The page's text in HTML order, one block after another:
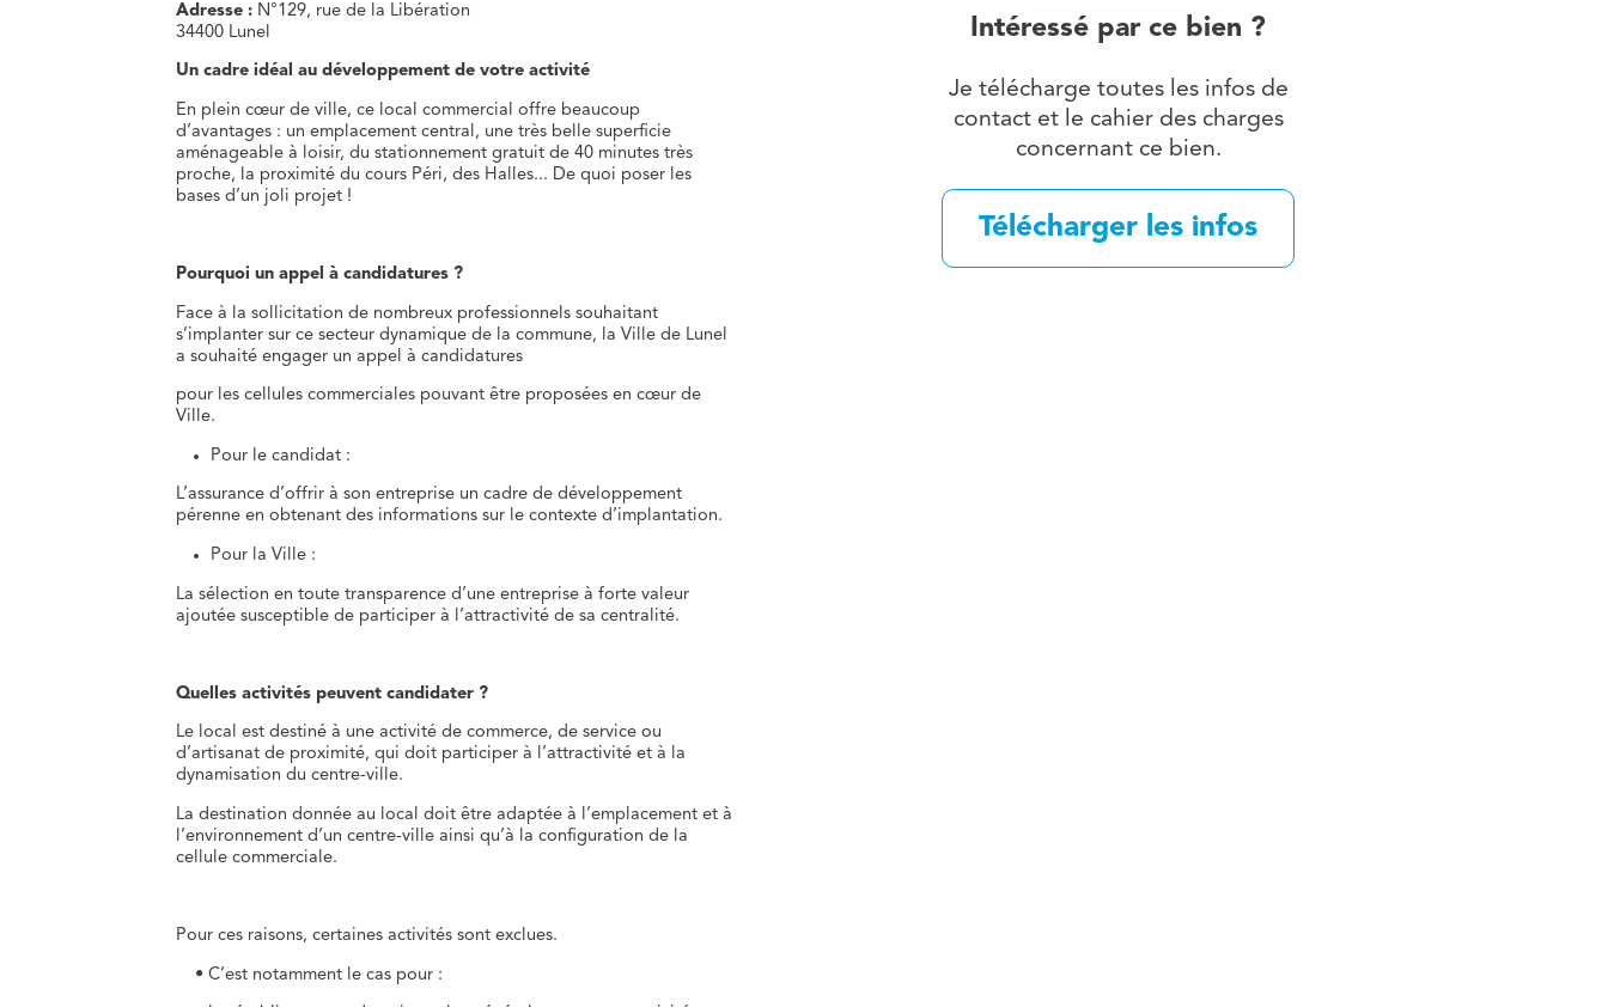
Adresse : N°129, rue de la Libération
34400 Lunel
Un cadre idéal au développement de votre activité
En plein cœur de ville, ce local commercial offre beaucoup
d’avantages : un emplacement central, une très belle superficie
aménageable à loisir, du stationnement gratuit de 40 minutes très
proche, la proximité du cours Péri, des Halles... De quoi poser les
bases d’un joli projet !
Pourquoi un appel à candidatures ?
Face à la sollicitation de nombreux professionnels souhaitant
s’implanter sur ce secteur dynamique de la commune, la Ville de Lunel
a souhaité engager un appel à candidatures
pour les cellules commerciales pouvant être proposées en cœur de
Ville.
Pour le candidat :
L’assurance d’offrir à son entreprise un cadre de développement
pérenne en obtenant des informations sur le contexte d’implantation.
Pour la Ville :
La sélection en toute transparence d’une entreprise à forte valeur
ajoutée susceptible de participer à l’attractivité de sa centralité.
Quelles activités peuvent candidater ?
Le local est destiné à une activité de commerce, de service ou
d’artisanat de proximité, qui doit participer à l’attractivité et à la
dynamisation du centre-ville.
La destination donnée au local doit être adaptée à l’emplacement et à
l’environnement d’un centre-ville ainsi qu’à la configuration de la
cellule commerciale.
Pour ces raisons, certaines activités sont exclues.
• C’est notamment le cas pour :
Intéressé par ce bien ?
Je télécharge toutes les infos de
contact et le cahier des charges
concernant ce bien.
Télécharger les infos